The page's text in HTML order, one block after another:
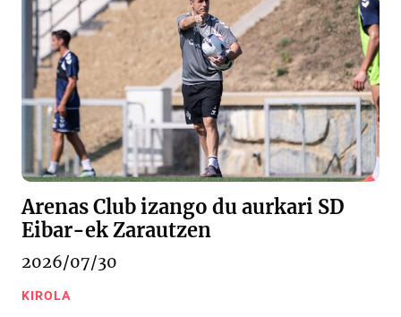
Arenas Club izango du aurkari SD
Eibar-ek Zarautzen
2026/07/30
KIROLA